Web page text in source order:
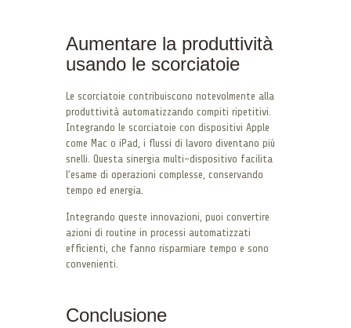
Aumentare la produttività
usando le scorciatoie
Le scorciatoie contribuiscono notevolmente alla
produttività automatizzando compiti ripetitivi.
Integrando le scorciatoie con dispositivi Apple
come Mac o iPad, i flussi di lavoro diventano più
snelli. Questa sinergia multi-dispositivo facilita
l’esame di operazioni complesse, conservando
tempo ed energia.
Integrando queste innovazioni, puoi convertire
azioni di routine in processi automatizzati
efficienti, che fanno risparmiare tempo e sono
convenienti.
Conclusione